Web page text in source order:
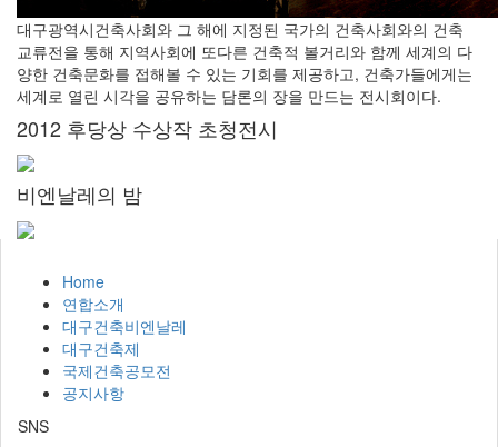
대구광역시건축사회와 그 해에 지정된 국가의 건축사회와의 건축
교류전을 통해 지역사회에 또다른 건축적 볼거리와 함께 세계의 다
양한 건축문화를 접해볼 수 있는 기회를 제공하고, 건축가들에게는
세계로 열린 시각을 공유하는 담론의 장을 만드는 전시회이다.
2012 후당상 수상작 초청전시
비엔날레의 밤
Home
연합소개
대구건축비엔날레
대구건축제
국제건축공모전
공지사항
SNS